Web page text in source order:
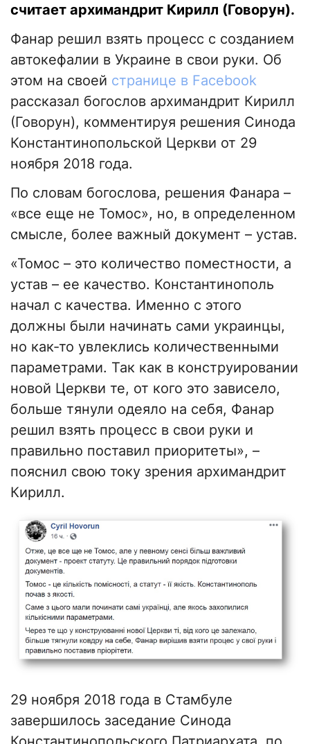
считает архимандрит Кирилл (Говорун).
Фанар решил взять процесс с созданием
автокефалии в Украине в свои руки. Об
этом на своей странице в Facebook
рассказал богослов архимандрит Кирилл
(Говорун), комментируя решения Синода
Константинопольской Церкви от 29
ноября 2018 года.
По словам богослова, решения Фанара –
«все еще не Томос», но, в определенном
смысле, более важный документ – устав.
«Томос – это количество поместности, а
устав – ее качество. Константинополь
начал с качества. Именно с этого
должны были начинать сами украинцы,
но как-то увлеклись количественными
параметрами. Так как в конструировании
новой Церкви те, от кого это зависело,
больше тянули одеяло на себя, Фанар
решил взять процесс в свои руки и
правильно поставил приоритеты», –
пояснил свою току зрения архимандрит
Кирилл.
29 ноября 2018 года в Стамбуле
завершилось заседание Синода